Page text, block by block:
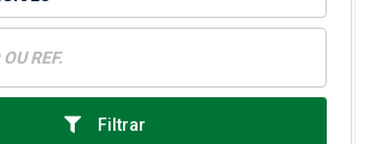
Filtrar